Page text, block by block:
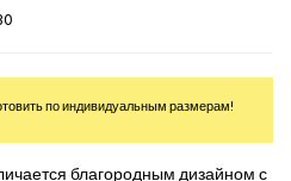
по индивидуальным размерам!
благородным дизайном с